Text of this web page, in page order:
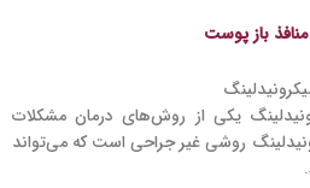
باز پوست
یکی از روش‌های درمان مشکلات
روشی غیر جراحی است که می‌تواند